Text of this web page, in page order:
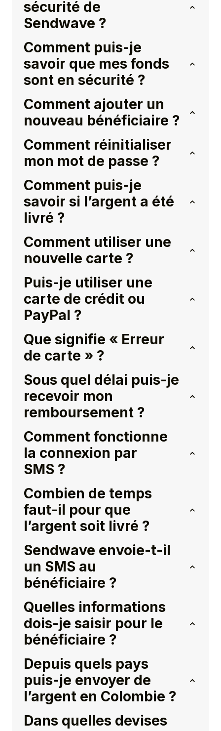
sécurité de
Sendwave ?
Comment puis-je
savoir que mes fonds
sont en sécurité ?
Comment ajouter un
nouveau bénéficiaire ?
Comment réinitialiser
mon mot de passe ?
Comment puis-je
savoir si l’argent a été
livré ?
Comment utiliser une
nouvelle carte ?
Puis-je utiliser une
carte de crédit ou
PayPal ?
Que signifie « Erreur
de carte » ?
Sous quel délai puis-je
recevoir mon
remboursement ?
Comment fonctionne
la connexion par
SMS ?
Combien de temps
faut-il pour que
l’argent soit livré ?
Sendwave envoie-t-il
un SMS au
bénéficiaire ?
Quelles informations
dois-je saisir pour le
bénéficiaire ?
Depuis quels pays
puis-je envoyer de
l’argent en Colombie ?
Dans quelles devises